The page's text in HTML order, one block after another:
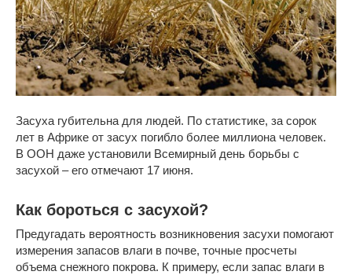
Засуха губительна для людей. По статистике, за сорок
лет в Африке от засух погибло более миллиона человек.
В ООН даже установили Всемирный день борьбы с
засухой – его отмечают 17 июня.
Как бороться с засухой?
Предугадать вероятность возникновения засухи помогают
измерения запасов влаги в почве, точные просчеты
объема снежного покрова. К примеру, если запас влаги в